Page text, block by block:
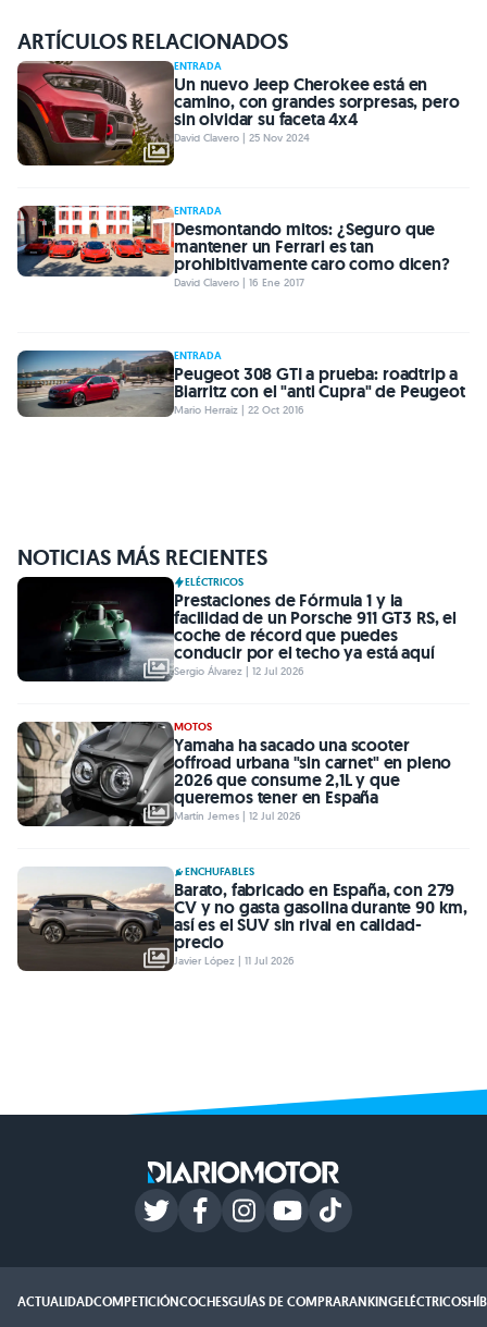
ARTÍCULOS RELACIONADOS
ENTRADA
Un nuevo Jeep Cherokee está en
camino, con grandes sorpresas, pero
sin olvidar su faceta 4x4
David Clavero | 25 Nov 2024
ENTRADA
Desmontando mitos: ¿Seguro que
mantener un Ferrari es tan
prohibitivamente caro como dicen?
David Clavero | 16 Ene 2017
ENTRADA
Peugeot 308 GTI a prueba: roadtrip a
Biarritz con el "anti Cupra" de Peugeot
Mario Herraiz | 22 Oct 2016
NOTICIAS MÁS RECIENTES
ELÉCTRICOS
Prestaciones de Fórmula 1 y la
facilidad de un Porsche 911 GT3 RS, el
coche de récord que puedes
conducir por el techo ya está aquí
Sergio Álvarez | 12 Jul 2026
MOTOS
Yamaha ha sacado una scooter
offroad urbana "sin carnet" en pleno
2026 que consume 2,1L y que
queremos tener en España
Martín Jemes | 12 Jul 2026
ENCHUFABLES
Barato, fabricado en España, con 279
CV y no gasta gasolina durante 90 km,
así es el SUV sin rival en calidad-
precio
Javier López | 11 Jul 2026
ACTUALIDADCOMPETICIÓNCOCHESGUÍAS DE COMPRARANKINGELÉCTRICOS